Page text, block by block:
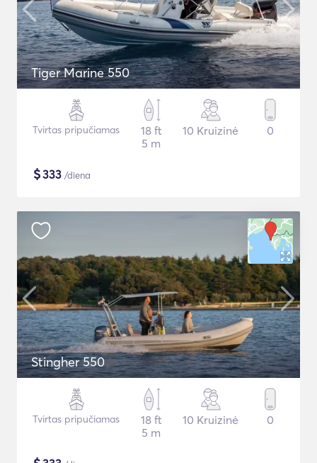
Tiger Marine 550
Tvirtas pripučiamas
18 ft
5 m
10 Kruizinė 0
$333 /diena
Stingher 550
Tvirtas pripučiamas
18 ft
5 m
10 Kruizinė 0